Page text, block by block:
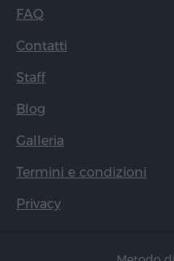
FAQ
Contatti
Staff
Blog
Galleria
Termini e condizioni
Privacy